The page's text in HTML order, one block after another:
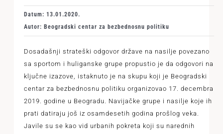
Datum: 13.01.2020.
Autor: Beogradski centar za bezbednosnu politiku
Dosadašnji strateški odgovor države na nasilje povezano
sa sportom i huliganske grupe propustio je da odgovori na
ključne izazove, istaknuto je na skupu koji je Beogradski
centar za bezbednosnu politiku organizovao 17. decembra
2019. godine u Beogradu. Navijačke grupe i nasilje koje ih
prati datiraju još iz osamdesetih godina prošlog veka.
Javile su se kao vid urbanih pokreta koji su narednih